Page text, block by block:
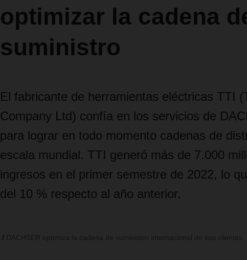
optimizar la cadena
suministro
El fabricante de herramientas eléctricas TTI
Company Ltd) confía en los servicios de
para lograr en todo momento cadenas de
escala mundial. TTI generó más de 7.000
ingresos en el primer semestre de 2022, lo
del 10 % respecto al año anterior.